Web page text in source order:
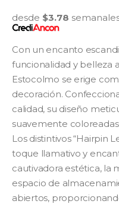
desde $3.78
Con un encanto
funcionalidad y belleza
Estocolmo se erige
decoración.
calidad, su diseño
suavemente
Los distintivos “Hairpin
toque llamativo y
cautivadora estética, la
espacio de
abiertos,